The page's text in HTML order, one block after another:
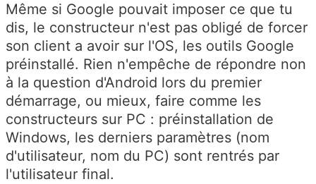
Même si Google pouvait imposer ce que tu
dis, le constructeur n'est pas obligé de forcer
son client a avoir sur l'OS, les outils Google
préinstallé. Rien n'empêche de répondre non
à la question d'Android lors du premier
démarrage, ou mieux, faire comme les
constructeurs sur PC : préinstallation de
Windows, les derniers paramètres (nom
d'utilisateur, nom du PC) sont rentrés par
l'utilisateur final.